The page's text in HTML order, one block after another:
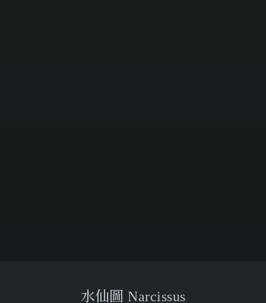
水仙圖 Narcissus